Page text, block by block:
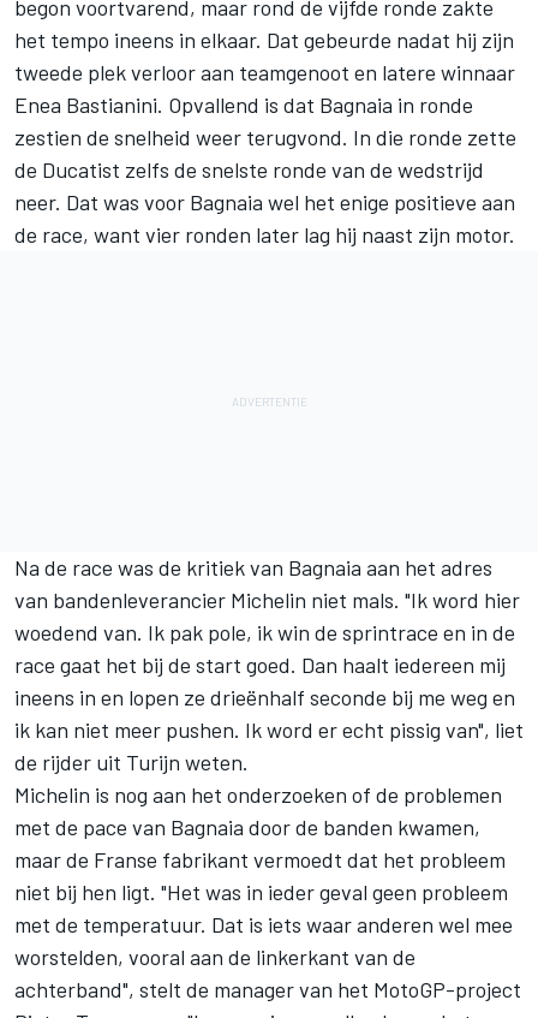
begon voortvarend, maar rond de vijfde ronde zakte
het tempo ineens in elkaar. Dat gebeurde nadat hij zijn
tweede plek verloor aan teamgenoot en latere winnaar
Enea Bastianini. Opvallend is dat Bagnaia in ronde
zestien de snelheid weer terugvond. In die ronde zette
de Ducatist zelfs de snelste ronde van de wedstrijd
neer. Dat was voor Bagnaia wel het enige positieve aan
de race, want vier ronden later lag hij naast zijn motor.
Na de race was de kritiek van Bagnaia aan het adres
van bandenleverancier Michelin niet mals. "Ik word hier
woedend van. Ik pak pole, ik win de sprintrace en in de
race gaat het bij de start goed. Dan haalt iedereen mij
ineens in en lopen ze drieënhalf seconde bij me weg en
ik kan niet meer pushen. Ik word er echt pissig van", liet
de rijder uit Turijn weten.
Michelin is nog aan het onderzoeken of de problemen
met de pace van Bagnaia door de banden kwamen,
maar de Franse fabrikant vermoedt dat het probleem
niet bij hen ligt. "Het was in ieder geval geen probleem
met de temperatuur. Dat is iets waar anderen wel mee
worstelden, vooral aan de linkerkant van de
achterband", stelt de manager van het MotoGP-project